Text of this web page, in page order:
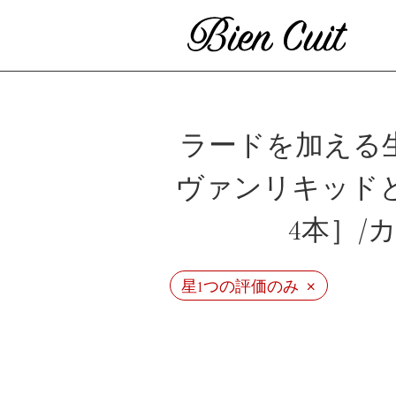
ラードを加える
ヴァンリキッド
4本］/
星1つの評価のみ ×